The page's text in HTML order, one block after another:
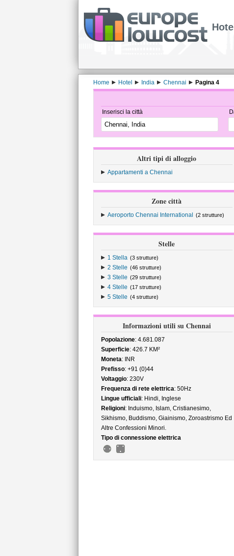
Home Hotel India Chennai Pagina 4
Inserisci la città
Altri tipi di alloggio
Appartamenti a Chennai
Zone città
Aeroporto Chennai International (2 strutture)
Stelle
1 Stella (3 strutture)
2 Stelle (46 strutture)
3 Stelle (29 strutture)
4 Stelle (17 strutture)
5 Stelle (4 strutture)
Informazioni utili su Chennai
Popolazione: 4.681.087
Superficie: 426.7 KM²
Moneta: INR
Prefisso: +91 (0)44
Voltaggio: 230V
Frequenza di rete elettrica: 50Hz
Lingue ufficiali: Hindi, Inglese
Religioni: Induismo, Islam, Cristianesimo,
Sikhismo, Buddismo, Giainismo, Zoroastrismo Ed
Altre Confessioni Minori.
Tipo di connessione elettrica